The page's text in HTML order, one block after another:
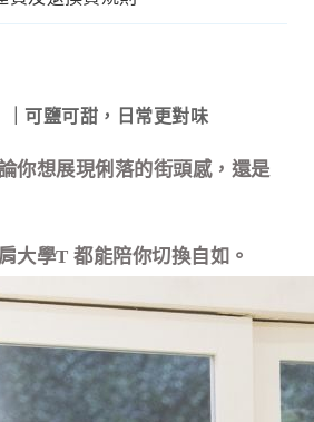
｜可鹽可甜，日常更對味
你想展現俐落的街頭感，還是
大學T都能陪你切換自如。